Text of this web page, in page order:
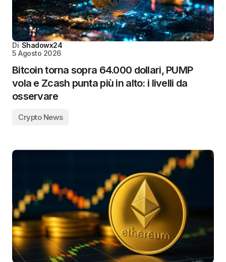
Di Shadowx24
5 Agosto 2026
Bitcoin torna sopra 64.000 dollari, PUMP
vola e Zcash punta più in alto: i livelli da
osservare
Crypto News